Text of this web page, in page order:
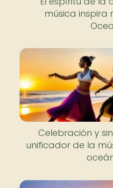
música inspira
Celebración y
unificador de la